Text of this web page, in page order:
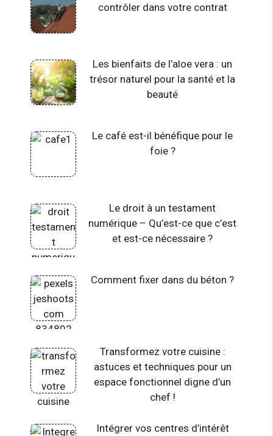
contrôler dans votre contrat
Les bienfaits de l’aloe vera : un
trésor naturel pour la santé et la
beauté
Le café est-il bénéfique pour le
foie ?
Le droit à un testament
numérique – Qu’est-ce que c’est
et est-ce nécessaire ?
Comment fixer dans du béton ?
Transformez votre cuisine :
astuces et techniques pour un
espace fonctionnel digne d’un
chef !
Intégrer vos centres d’intérêt